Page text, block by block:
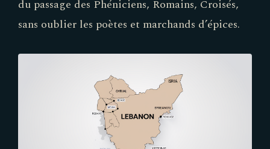
du passage des Phéniciens, Romains, Croisés,
sans oublier les poètes et marchands d’épices.